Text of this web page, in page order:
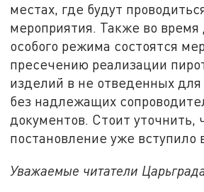
местах, где будут
мероприятия. Также во время
особого режима состоятся
пресечению реализации
изделий в не отведенных для
без надлежащих
документов. Стоит уточнить,
постановление уже вступило
Уважаемые читатели